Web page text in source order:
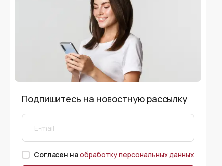
Подпишитесь на новостную рассылку
Согласен наобработку персональных данных